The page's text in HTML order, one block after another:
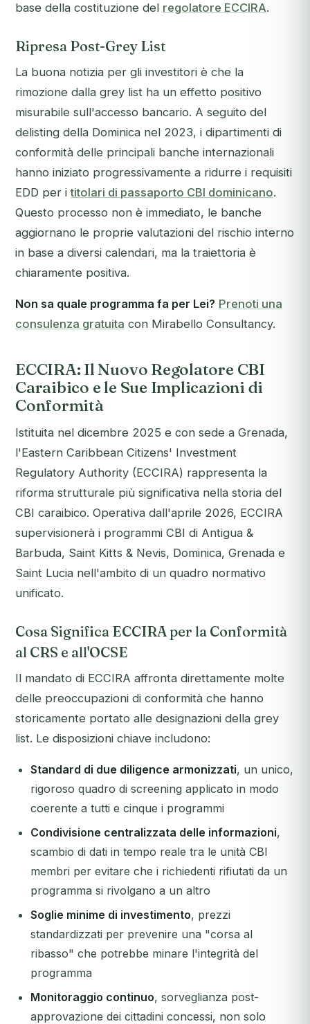
base della costituzione del regolatore ECCIRA.
Ripresa Post-Grey List
La buona notizia per gli investitori è che la
rimozione dalla grey list ha un effetto positivo
misurabile sull'accesso bancario. A seguito del
delisting della Dominica nel 2023, i dipartimenti di
conformità delle principali banche internazionali
hanno iniziato progressivamente a ridurre i requisiti
EDD per ititolari di passaporto CBI dominicano.
Questo processo non è immediato, le banche
aggiornano le proprie valutazioni del rischio interno
in base a diversi calendari, ma la traiettoria è
chiaramente positiva.
Non sa quale programma fa per Lei? Prenoti una
consulenza gratuita con Mirabello Consultancy.
ECCIRA: Il Nuovo Regolatore CBI
Caraibico e le Sue Implicazioni di
Conformità
Istituita nel dicembre 2025 e con sede a Grenada,
l'Eastern Caribbean Citizens' Investment
Regulatory Authority (ECCIRA) rappresenta la
riforma strutturale più significativa nella storia del
CBI caraibico. Operativa dall'aprile 2026, ECCIRA
supervisionerà i programmi CBI di Antigua &
Barbuda, Saint Kitts & Nevis, Dominica, Grenada e
Saint Lucia nell'ambito di un quadro normativo
unificato.
Cosa Significa ECCIRA per la Conformità
al CRS e all'OCSE
Il mandato di ECCIRA affronta direttamente molte
delle preoccupazioni di conformità che hanno
storicamente portato alle designazioni della grey
list. Le disposizioni chiave includono:
Standard di due diligence armonizzati, un unico,
rigoroso quadro di screening applicato in modo
coerente a tutti e cinque i programmi
Condivisione centralizzata delle informazioni,
scambio di dati in tempo reale tra le unità CBI
membri per evitare che i richiedenti rifiutati da un
programma si rivolgano a un altro
Soglie minime di investimento, prezzi
standardizzati per prevenire una "corsa al
ribasso" che potrebbe minare l'integrità del
programma
Monitoraggio continuo, sorveglianza post-
approvazione dei cittadini concessi, non solo